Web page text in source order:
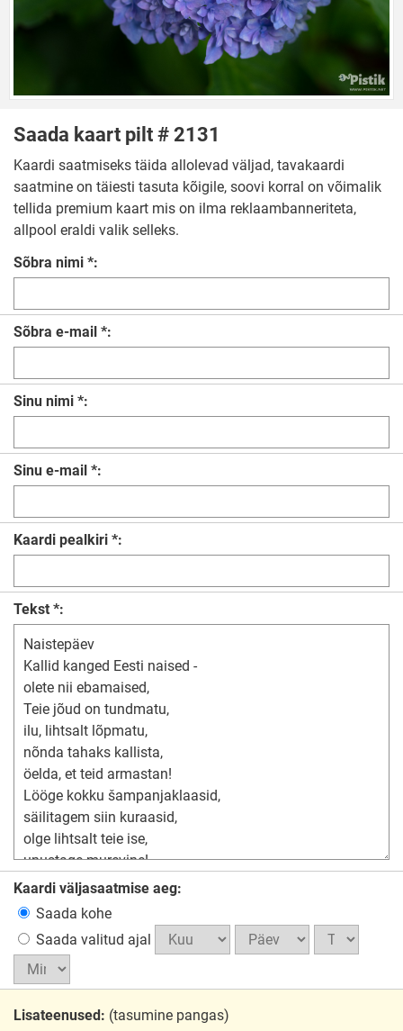
Saada kaart pilt # 2131
Kaardi saatmiseks täida allolevad väljad, tavakaardi
saatmine on täiesti tasuta kõigile, soovi korral on võimalik
tellida premium kaart mis on ilma reklaambanneriteta,
allpool eraldi valik selleks.
Sõbra nimi *:
Sõbra e-mail *:
Sinu nimi *:
Sinu e-mail *:
Kaardi pealkiri *:
Tekst *:
Kaardi väljasaatmise aeg:
Saada kohe
Saada valitud ajal
Lisateenused: (tasumine pangas)